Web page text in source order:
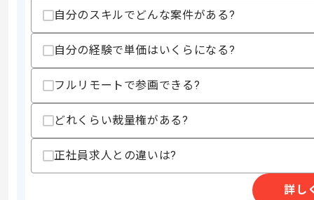
・HTML5、CSS3、JavaScript（
・TypeScriptを利用した開発経験
・React、Redux関連のライブラリの
・CSS3を用いたトランジションアニメ
・React、Reduxを利用した大規模アプ
・Webアプリのモダンなパフォーマン
・PWAの開発経験
・Node.jsを利用した開発経験
自分のスキルでどんな案件がある?
自分の経験で単価はいくらになる?
フルリモートで参画できる?
どれくらい裁量権がある?
正社員求人との違いは?
詳し